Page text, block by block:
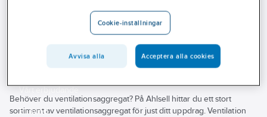
Vårt erbjudande
Bli kund
Aggregat, REC Indovent
Aggregat, REC Indovent
Behöver du ventilationsaggregat? På Ahlsell hittar du ett stort
sortiment av ventilationsaggregat för just ditt uppdrag. Ventilation
Cookie-inställningar
Avvisa alla Acceptera alla cookies